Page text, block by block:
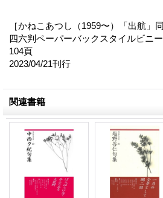
［かねこあつし（1959〜）「出航」同
四六判ペーパーバックスタイルビニ
104頁
2023/04/21刊行
関連書籍